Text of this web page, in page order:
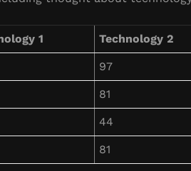
1 Technology 2
97
81
44
81